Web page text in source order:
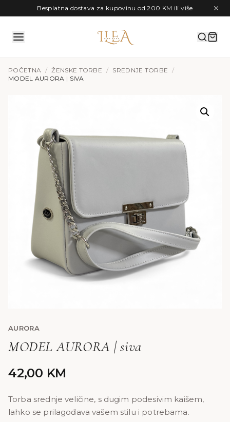
Preskoči na sadržajBesplatna dostava za kupovinu od 200 KM ili više
POČETNA / ŽENSKE TORBE / SREDNJE TORBE
/
MODEL AURORA | SIVA
AURORA
MODEL AURORA | siva
42,00 KM
Torba srednje veličine, s dugim podesivim kaišem,
lahko se prilagođava vašem stilu i potrebama.